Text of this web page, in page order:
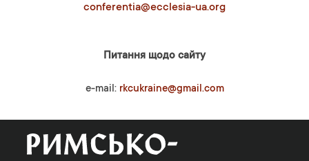
conferentia@ecclesia-ua.org
Питання щодо сайту
e-mail: rkcukraine@gmail.com